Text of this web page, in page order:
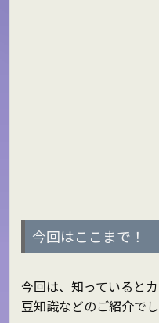
今回はここまで！
今回は、知っていると
豆知識などのご紹介でし